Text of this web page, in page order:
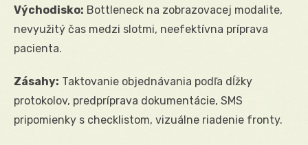
Východisko: Bottleneck na zobrazovacej modalite,
nevyužitý čas medzi slotmi, neefektívna príprava
pacienta.
Zásahy: Taktovanie objednávania podľa dĺžky
protokolov, predpríprava dokumentácie, SMS
pripomienky s checklistom, vizuálne riadenie fronty.